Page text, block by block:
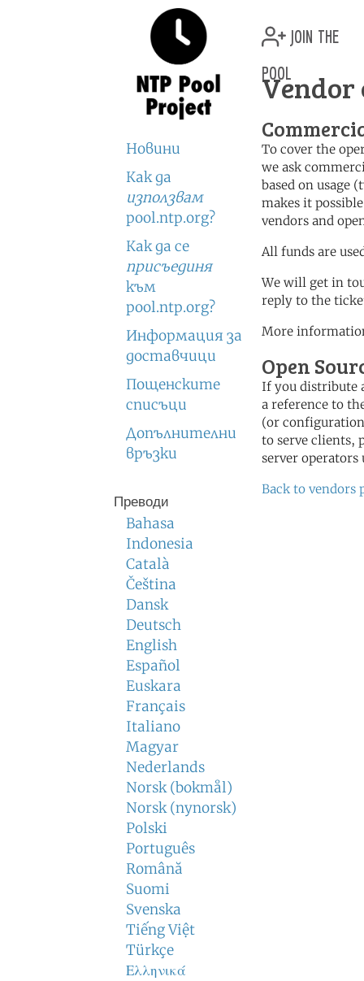
Новини
Как да
използвам
pool.ntp.org?
Как да се
присъединя
към
pool.ntp.org?
Информация за
доставчици
Пощенските
списъци
Допълнителни
връзки
Преводи
Bahasa
Indonesia
Català
Čeština
Dansk
Deutsch
English
Español
Euskara
Français
Italiano
Magyar
Nederlands
Norsk (bokmål)
Norsk (nynorsk)
Polski
Português
Română
Suomi
Svenska
Tiếng Việt
Türkçe
Ελληνικά
join the
pool
To cover the
we ask
based on usage
makes it
vendors and
All funds are
We will get in
reply to the
More
Open
If you distribute
a reference to
(or
to serve clients,
server
Back to vendors